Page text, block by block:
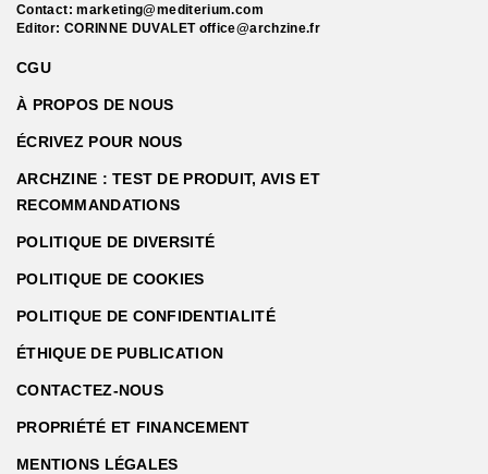
Contact:marketing@mediterium.com
Editor: CORINNE DUVALET office@archzine.fr
CGU
À PROPOS DE NOUS
ÉCRIVEZ POUR NOUS
ARCHZINE : TEST DE PRODUIT, AVIS ET
RECOMMANDATIONS
POLITIQUE DE DIVERSITÉ
POLITIQUE DE COOKIES
POLITIQUE DE CONFIDENTIALITÉ
ÉTHIQUE DE PUBLICATION
CONTACTEZ-NOUS
PROPRIÉTÉ ET FINANCEMENT
MENTIONS LÉGALES